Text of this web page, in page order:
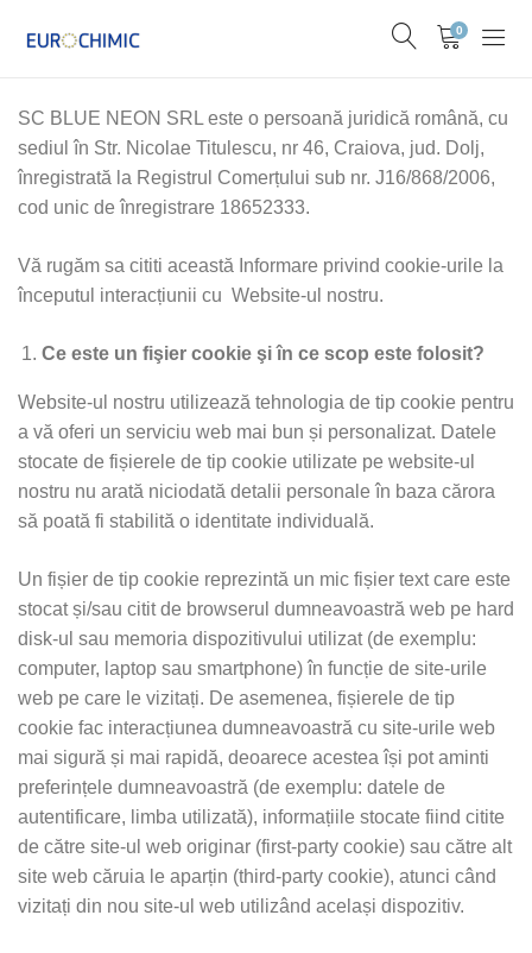
0
SC BLUE NEON SRL este o persoană juridică română, cu
sediul în Str. Nicolae Titulescu, nr 46, Craiova, jud. Dolj,
înregistrată la Registrul Comerțului sub nr. J16/868/2006,
cod unic de înregistrare 18652333.
Vă rugăm sa cititi această Informare privind cookie-urile la
începutul interacțiunii cu Website-ul nostru.
Ce este un fişier cookie şi în ce scop este folosit?
Website-ul nostru utilizează tehnologia de tip cookie pentru
a vă oferi un serviciu web mai bun și personalizat. Datele
stocate de fișierele de tip cookie utilizate pe website-ul
nostru nu arată niciodată detalii personale în baza cărora
să poată fi stabilită o identitate individuală.
Un fișier de tip cookie reprezintă un mic fișier text care este
stocat și/sau citit de browserul dumneavoastră web pe hard
disk-ul sau memoria dispozitivului utilizat (de exemplu:
computer, laptop sau smartphone) în funcție de site-urile
web pe care le vizitați. De asemenea, fișierele de tip
cookie fac interacțiunea dumneavoastră cu site-urile web
mai sigură și mai rapidă, deoarece acestea își pot aminti
preferințele dumneavoastră (de exemplu: datele de
autentificare, limba utilizată), informațiile stocate fiind citite
de către site-ul web originar (first-party cookie) sau către alt
site web căruia le aparțin (third-party cookie), atunci când
vizitați din nou site-ul web utilizând același dispozitiv.